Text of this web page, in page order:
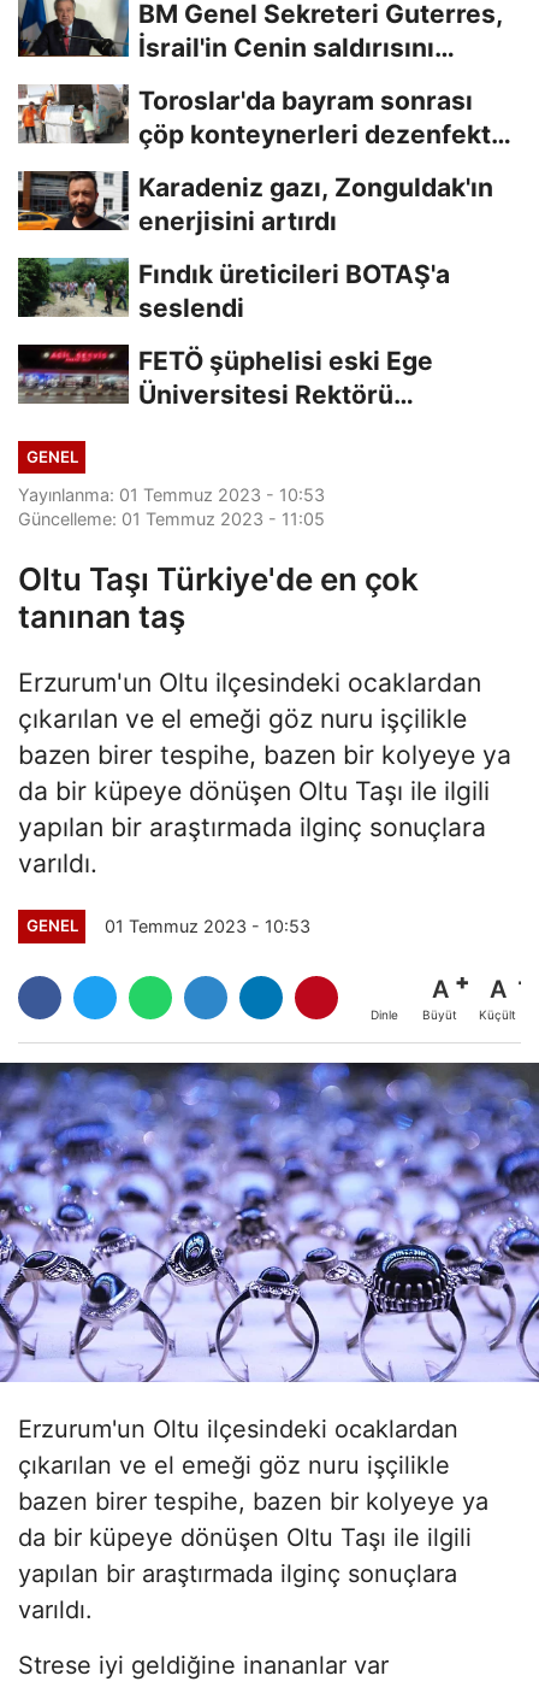
BM Genel Sekreteri Guterres,
İsrail'in Cenin saldırısını
Toroslar'da bayram sonrası
çöp konteynerleri dezenfekte
Karadeniz gazı, Zonguldak'ın
enerjisini artırdı
Fındık üreticileri BOTAŞ'a
seslendi
FETÖ şüphelisi eski Ege
Üniversitesi Rektörü
GENEL
Yayınlanma: 01 Temmuz 2023 - 10:53
Güncelleme: 01 Temmuz 2023 - 11:05
Oltu Taşı Türkiye'de en çok
tanınan taş
Erzurum'un Oltu ilçesindeki ocaklardan
çıkarılan ve el emeği göz nuru işçilikle
bazen birer tespihe, bazen bir kolyeye ya
da bir küpeye dönüşen Oltu Taşı ile ilgili
yapılan bir araştırmada ilginç sonuçlara
varıldı.
GENEL 01 Temmuz 2023 - 10:53
Dinle
A
Büyüt
A
Küçült
Erzurum'un Oltu ilçesindeki ocaklardan
çıkarılan ve el emeği göz nuru işçilikle
bazen birer tespihe, bazen bir kolyeye ya
da bir küpeye dönüşen Oltu Taşı ile ilgili
yapılan bir araştırmada ilginç sonuçlara
varıldı.
Strese iyi geldiğine inananlar var